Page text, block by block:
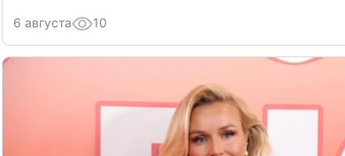
6 августа 10